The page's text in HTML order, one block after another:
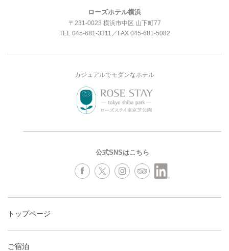
ローズホテル横浜
〒231-0023 横浜市中区 山下町77
TEL 045-681-3311 ／FAX 045-681-5082
カジュアルでモダンなホテル
公式SNSはこちら
トップページ
ご宿泊